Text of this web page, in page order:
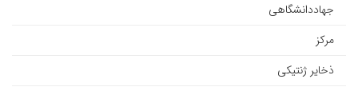
جهاددانشگاهی
مرکز
ذخایر ژنتیکی